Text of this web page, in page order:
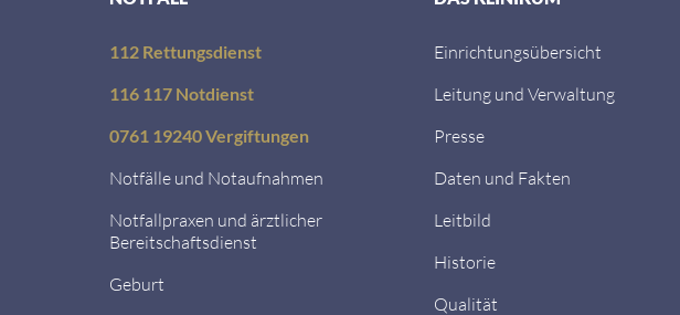
112 Rettungsdienst
116 117 Notdienst
0761 19240 Vergiftungen
Notfälle und Notaufnahmen
Notfallpraxen und ärztlicher
Bereitschaftsdienst
Geburt
Einrichtungsübersicht
Leitung und Verwaltung
Presse
Daten und Fakten
Leitbild
Historie
Qualität